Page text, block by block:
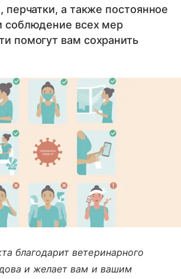
перчатки, а также постоянное
соблюдение всех мер
помогут вам сохранить
благодарит ветеринарного
и желает вам и вашим